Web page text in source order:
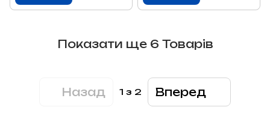
Показати ще 6 Товарів
Назад 1 з 2 Вперед